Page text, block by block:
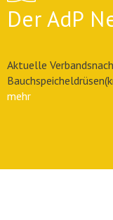
Der AdP
Aktuelle
mehr